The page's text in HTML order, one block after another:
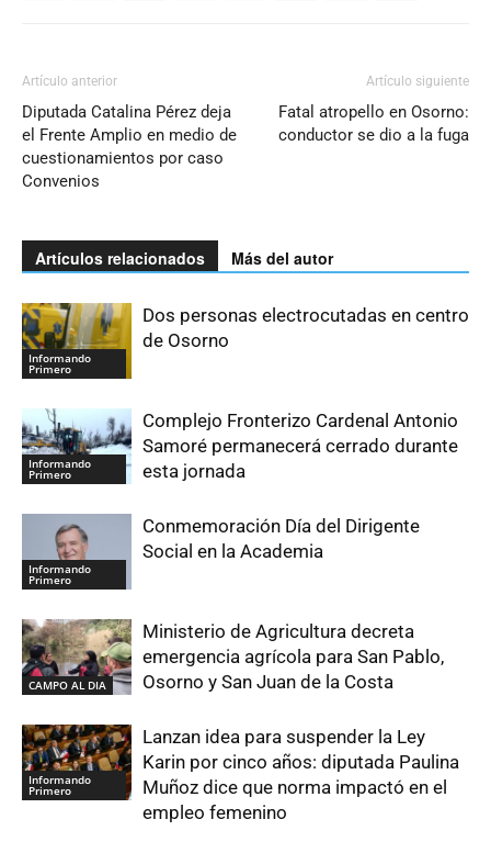
Artículo anterior
Diputada Catalina Pérez deja
el Frente Amplio en medio de
cuestionamientos por caso
Convenios
Artículo siguiente
Fatal atropello en Osorno:
conductor se dio a la fuga
Artículos relacionados Más del autor
Informando
Primero
Dos personas electrocutadas en centro
de Osorno
Informando
Primero
Complejo Fronterizo Cardenal Antonio
Samoré permanecerá cerrado durante
esta jornada
Informando
Primero
Conmemoración Día del Dirigente
Social en la Academia
CAMPO AL DIA
Ministerio de Agricultura decreta
emergencia agrícola para San Pablo,
Osorno y San Juan de la Costa
Informando
Primero
Lanzan idea para suspender la Ley
Karin por cinco años: diputada Paulina
Muñoz dice que norma impactó en el
empleo femenino